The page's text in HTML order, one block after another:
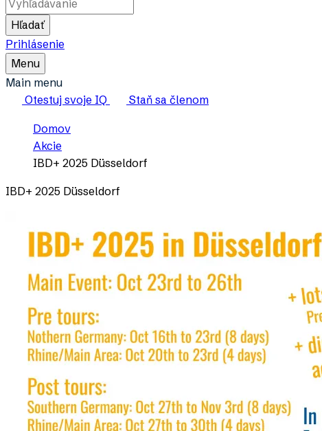
Prihlásenie
Toggle
Main
Menu
Menu
Main menu
Otestuj svoje IQ
Staň sa členom
Breadcrumb
Domov
Akcie
IBD+ 2025 Düsseldorf
IBD+ 2025 Düsseldorf